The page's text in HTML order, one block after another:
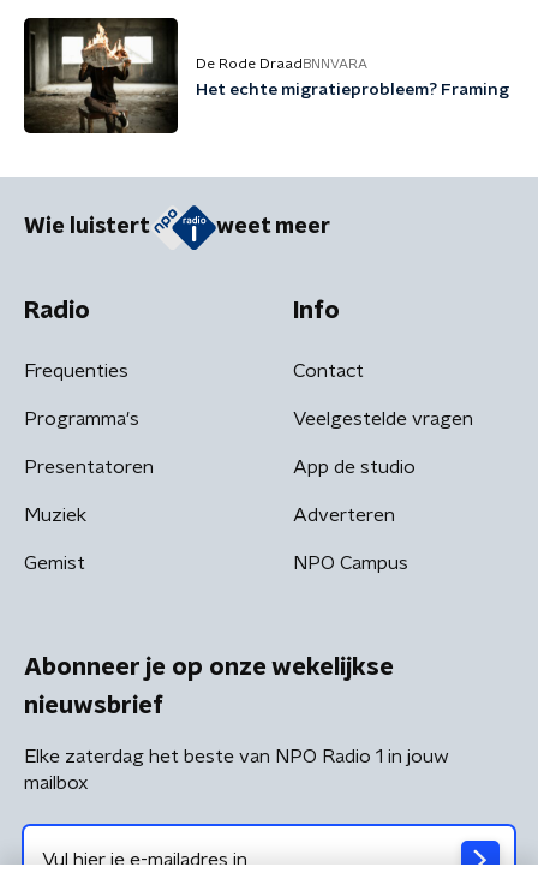
De Rode Draad BNNVARA
Het echte migratieprobleem? Framing
Wie luistert weet meer
Radio
Frequenties
Programma's
Presentatoren
Muziek
Gemist
Info
Contact
Veelgestelde vragen
App de studio
Adverteren
NPO Campus
Abonneer je op onze wekelijkse
nieuwsbrief
Elke zaterdag het beste van NPO Radio 1 in jouw
mailbox